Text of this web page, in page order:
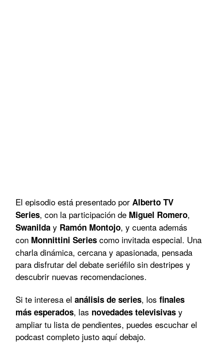
El episodio está presentado por Alberto TV
Series, con la participación de Miguel Romero,
Swanilda y Ramón Montojo, y cuenta además
con Monnittini Series como invitada especial. Una
charla dinámica, cercana y apasionada, pensada
para disfrutar del debate seriéfilo sin destripes y
descubrir nuevas recomendaciones.
Si te interesa el análisis de series, los finales
más esperados, las novedades televisivas y
ampliar tu lista de pendientes, puedes escuchar el
podcast completo justo aquí debajo.